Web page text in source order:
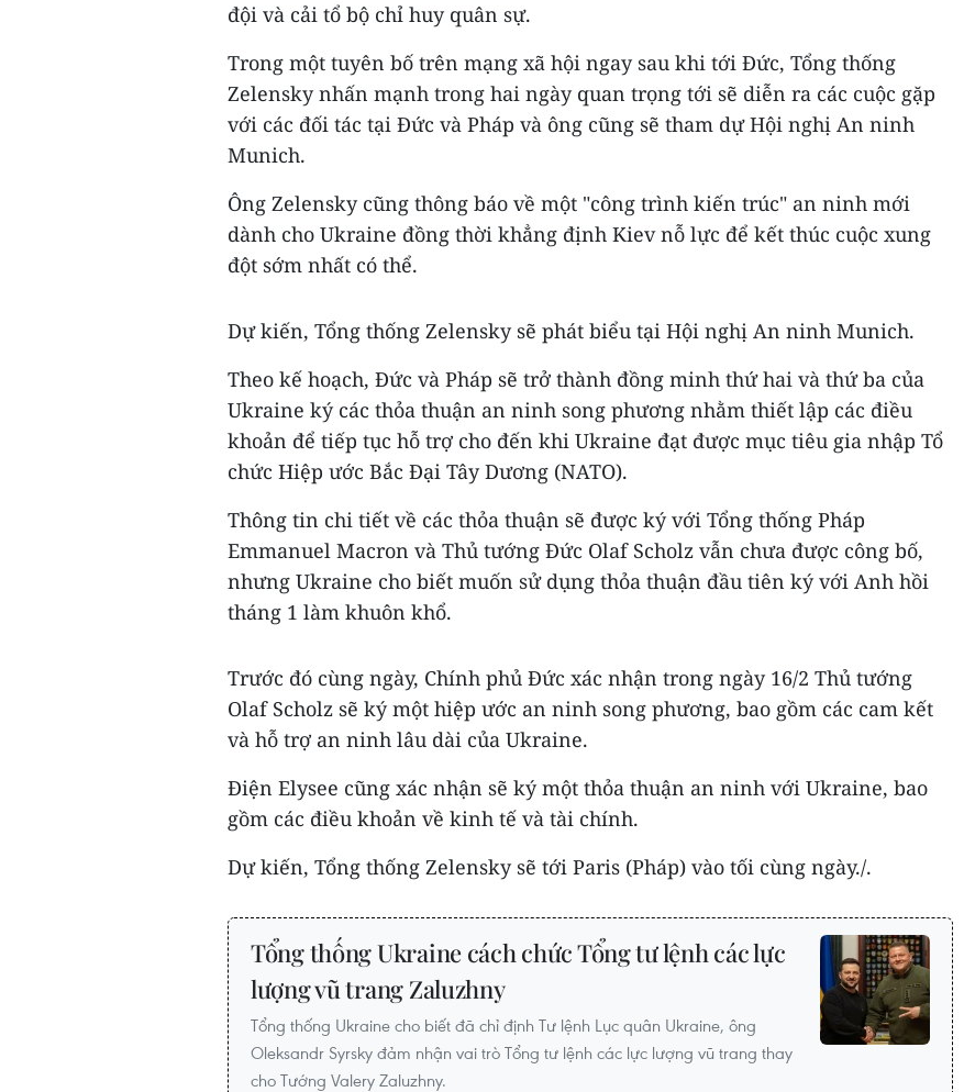
đội và cải tổ bộ chỉ huy quân sự.
Trong một tuyên bố trên mạng xã hội ngay sau khi tới Đức, Tổng thống
Zelensky nhấn mạnh trong hai ngày quan trọng tới sẽ diễn ra các cuộc gặp
với các đối tác tại Đức và Pháp và ông cũng sẽ tham dự Hội nghị An ninh
Munich.
Ông Zelensky cũng thông báo về một "công trình kiến trúc" an ninh mới
dành cho Ukraine đồng thời khẳng định Kiev nỗ lực để kết thúc cuộc xung
đột sớm nhất có thể.
Dự kiến, Tổng thống Zelensky sẽ phát biểu tại Hội nghị An ninh Munich.
Theo kế hoạch, Đức và Pháp sẽ trở thành đồng minh thứ hai và thứ ba của
Ukraine ký các thỏa thuận an ninh song phương nhằm thiết lập các điều
khoản để tiếp tục hỗ trợ cho đến khi Ukraine đạt được mục tiêu gia nhập Tổ
chức Hiệp ước Bắc Đại Tây Dương (NATO).
Thông tin chi tiết về các thỏa thuận sẽ được ký với Tổng thống Pháp
Emmanuel Macron và Thủ tướng Đức Olaf Scholz vẫn chưa được công bố,
nhưng Ukraine cho biết muốn sử dụng thỏa thuận đầu tiên ký với Anh hồi
tháng 1 làm khuôn khổ.
Trước đó cùng ngày, Chính phủ Đức xác nhận trong ngày 16/2 Thủ tướng
Olaf Scholz sẽ ký một hiệp ước an ninh song phương, bao gồm các cam kết
và hỗ trợ an ninh lâu dài của Ukraine.
Điện Elysee cũng xác nhận sẽ ký một thỏa thuận an ninh với Ukraine, bao
gồm các điều khoản về kinh tế và tài chính.
Dự kiến, Tổng thống Zelensky sẽ tới Paris (Pháp) vào tối cùng ngày./.
Tổng thống Ukraine cách chức Tổng tư lệnh các lực
lượng vũ trang Zaluzhny
Tổng thống Ukraine cho biết đã chỉ định Tư lệnh Lục quân Ukraine, ông
Oleksandr Syrsky đảm nhận vai trò Tổng tư lệnh các lực lượng vũ trang thay
cho Tướng Valery Zaluzhny.